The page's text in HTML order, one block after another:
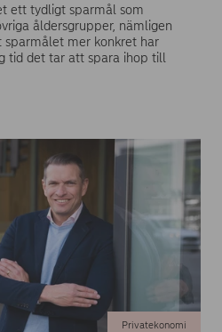
ett tydligt sparmål som
åldersgrupper, nämligen
sparmålet mer konkret har
tid det tar att spara ihop till
Privatekonomi